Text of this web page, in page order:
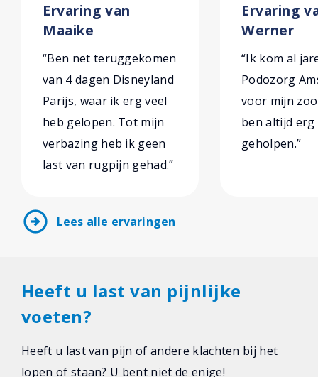
Ervaring van
Maaike
“Ben net teruggekomen
van 4 dagen Disneyland
Parijs, waar ik erg veel
heb gelopen. Tot mijn
verbazing heb ik geen
last van rugpijn gehad.”
Ervaring
Werner
“Ik kom al
Podozorg
voor mijn
ben altijd erg
geholpen.”
arrow_circle_right Lees alle ervaringen
Heeft u last van pijnlijke
voeten?
Heeft u last van pijn of andere klachten bij het
lopen of staan? U bent niet de enige!